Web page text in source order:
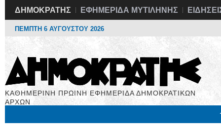
ΔΗΜΟΚΡΑΤΗΣ ΕΦΗΜΕΡΙΔΑ ΜΥΤΙΛΗΝΗΣ
ΠΕΜΠΤΗ 6 ΑΥΓΟΥΣΤΟΥ 2026
ΚΑΘΗΜΕΡΙΝΗ ΠΡΩΙΝΗ ΕΦΗΜΕΡΙΔΑ ΔΗΜΟΚΡΑΤΙΚΩΝ
ΑΡΧΩΝ